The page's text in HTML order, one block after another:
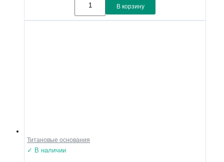
В корзину
Титановые основания
✓ В наличии